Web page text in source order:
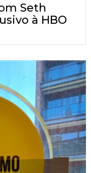
Seth
à HBO